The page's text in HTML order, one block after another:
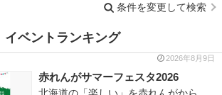
条件を変更して検索
イベントランキング
2026年8月9日
赤れんがサマーフェスタ2026